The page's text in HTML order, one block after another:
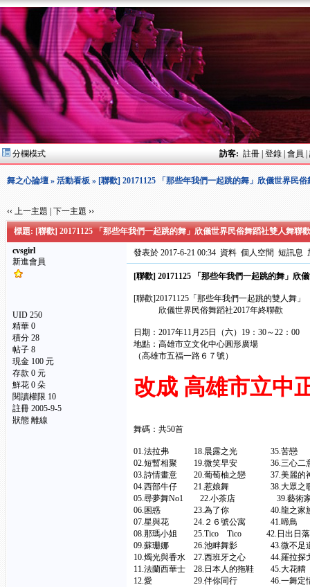
分欄模式 訪客: 註冊| 登錄| 會員
舞之心論壇» 活動看板» [聯歡] 20171125 「那些年我們一起跳的舞」欣儀世界民
‹‹ 上一主題 下一主題 ››
標題: [聯歡] 20171125 「那些年我們一起跳的舞」欣儀世界民俗舞蹈社雙人舞聯歡
cvsgirl
新進會員
UID 250
精華 0
積分 28
帖子 8
現金 100 元
存款 0 元
鮮花 0 朵
閱讀權限 10
註冊 2005-9-5
狀態 離線
發表於 2017-6-21 00:34 資料 個人空間 短訊息
[聯歡] 20171125 「那些年我們一起跳的舞」欣
[聯歡]20171125「那些年我們一起跳的雙人舞」
欣儀世界民俗舞蹈社2017年終聯歡
日期：2017年11月25日（六）19：30～22：00
地點：高雄市立文化中心圓形廣場
（高雄市五福一路６７號）
改成 高雄市立
舞碼：共50首
01.法拉弗 18.晨露之光 35.苦戀
02.短暫相聚 19.微笑早安 36.三心二
03.詩情畫意 20.葡萄柚之戀 37.美麗的
04.西部牛仔 21.惹娘舞 38.大眾之
05.尋夢舞No1 22.小茶店 39.藝術家
06.困惑 23.為了你 40.龍之家
07.星與花 24.２６號公寓 41.啼鳥
08.那瑪小姐 25.Tico Tico 42.日出日落
09.蘇珊娜 26.池畔舞影 43.微不足
10.燭光與香水 27.西班牙之心 44.羅拉探
11.法蘭西華士 28.日本人的拖鞋 45.大花轎
12.愛 29.伴你同行 46.一舞定